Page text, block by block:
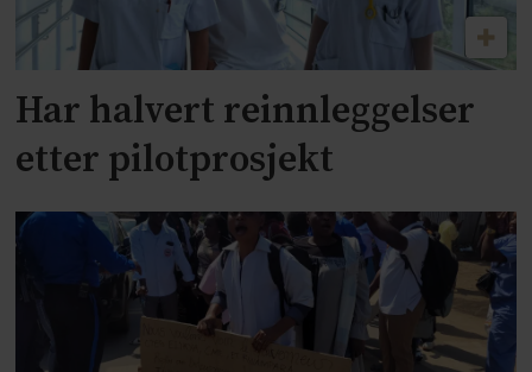
Har halvert reinnleggelser
etter pilotprosjekt